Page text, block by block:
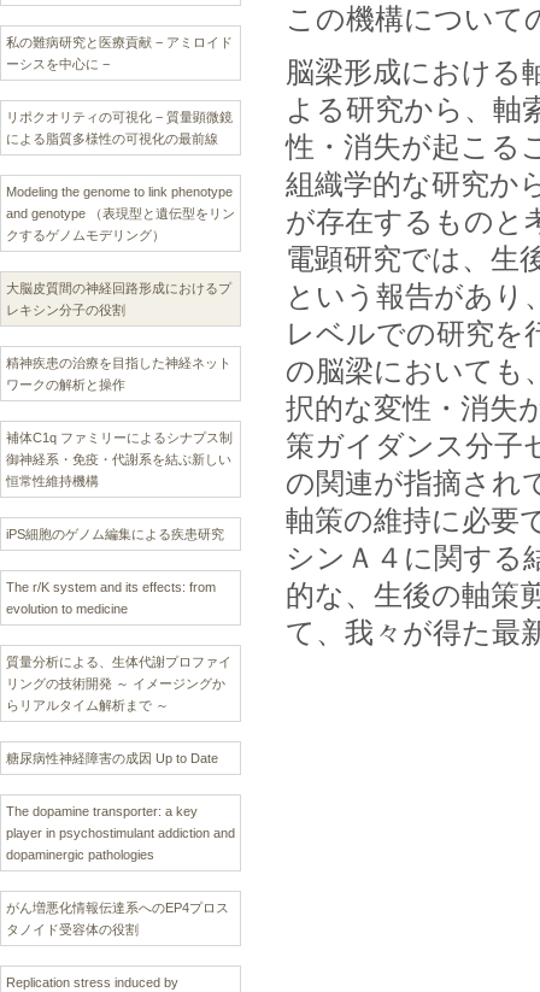
私の難病研究と医療貢献 − アミロイド
ーシスを中心に −
リポクオリティの可視化 − 質量顕微鏡
による脂質多様性の可視化の最前線
Modeling the genome to link phenotype
and genotype （表現型と遺伝型をリン
クするゲノムモデリング）
大脳皮質間の神経回路形成におけるプ
レキシン分子の役割
精神疾患の治療を目指した神経ネット
ワークの解析と操作
補体C1q ファミリーによるシナプス制
御神経系・免疫・代謝系を結ぶ新しい
恒常性維持機構
iPS細胞のゲノム編集による疾患研究
The r/K system and its effects: from
evolution to medicine
質量分析による、生体代謝プロファイ
リングの技術開発 ～ イメージングか
らリアルタイム解析まで ～
糖尿病性神経障害の成因 Up to Date
The dopamine transporter: a key
player in psychostimulant addiction and
dopaminergic pathologies
がん増悪化情報伝達系へのEP4プロス
タノイド受容体の役割
Replication stress induced by
この機構について
脳梁形成における
よる研究から、軸
性・消失が起こる
組織学的な研究か
が存在するものと
電顕研究では、生
という報告があり
レベルでの研究を
の脳梁においても
択的な変性・消失
策ガイダンス分子
の関連が指摘され
軸策の維持に必要
シンＡ４に関する
的な、生後の軸策
て、我々が得た最